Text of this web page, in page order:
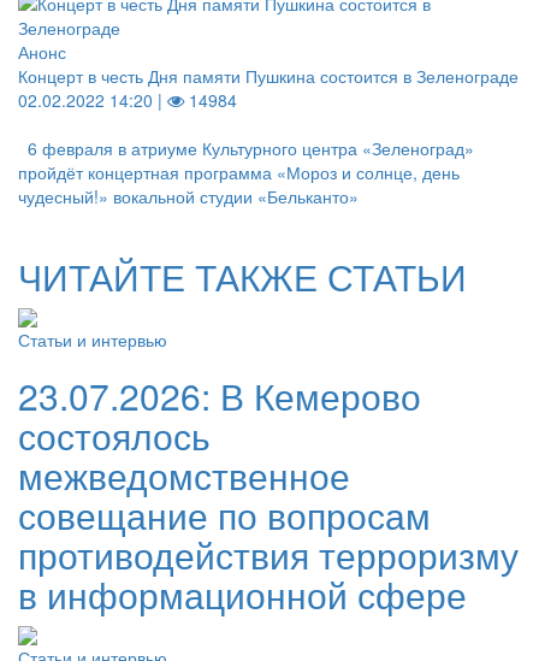
Анонс
Концерт в честь Дня памяти Пушкина состоится в Зеленограде
02.02.2022 14:20 |
14984
6 февраля в атриуме Культурного центра «Зеленоград»
пройдёт концертная программа «Мороз и солнце, день
чудесный!» вокальной студии «Бельканто»
ЧИТАЙТЕ ТАКЖЕ СТАТЬИ
Статьи и интервью
23.07.2026: В Кемерово
состоялось
межведомственное
совещание по вопросам
противодействия терроризму
в информационной сфере